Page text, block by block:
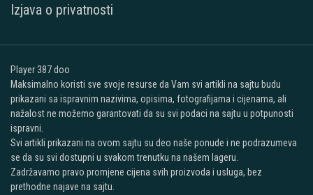
Izjava o privatnosti
Player 387 doo
Maksimalno koristi sve svoje resurse da Vam svi artikli na sajtu budu
prikazani sa ispravnim nazivima, opisima, fotografijama i cijenama, ali
nažalost ne možemo garantovati da su svi podaci na sajtu u potpunosti
ispravni.
Svi artikli prikazani na ovom sajtu su deo naše ponude i ne podrazumeva
se da su svi dostupni u svakom trenutku na našem lageru.
Zadržavamo pravo promjene cijena svih proizvoda i usluga, bez
prethodne najave na sajtu.